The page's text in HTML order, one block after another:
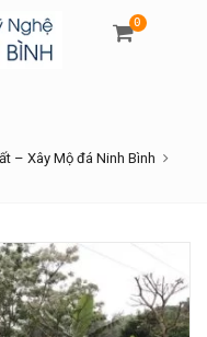
0
– Xây Mộ đá Ninh Bình